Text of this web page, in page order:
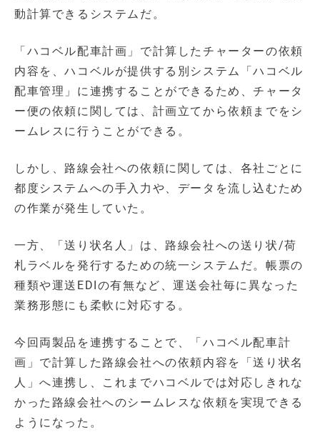
動計算できるシステムだ。
「ハコベル配車計画」で計算したチャーターの依頼
内容を、ハコベルが提供する別システム「ハコベル
配車管理」に連携することができるため、チャータ
ー便の依頼に関しては、計画立てから依頼までをシ
ームレスに行うことができる。
しかし、路線会社への依頼に関しては、各社ごとに
都度システムへの手入力や、データを流し込むため
の作業が発生していた。
一方、「送り状名人」は、路線会社への送り状/荷
札ラベルを発行するための統一システムだ。帳票の
種類や運送EDIの有無など、運送会社毎に異なった
業務形態にも柔軟に対応する。
今回両製品を連携することで、「ハコベル配車計
画」で計算した路線会社への依頼内容を「送り状名
人」へ連携し、これまでハコベルでは対応しきれな
かった路線会社へのシームレスな依頼を実現できる
ようになった。